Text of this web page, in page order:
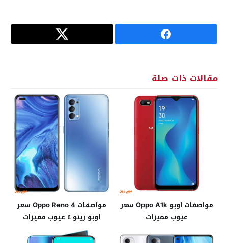
مقالات ذات صلة
مواصفات اوبو Oppo A1k سعر
عيوب مميزات
مواصفات Oppo Reno 4 سعر
اوبو رينو ٤ عيوب مميزات